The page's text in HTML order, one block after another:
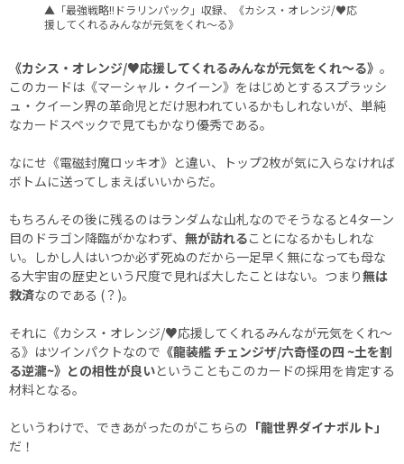
▲「最強戦略!!ドラリンパック」収録、《カシス・オレンジ/♥応
援してくれるみんなが元気をくれ～る》
《カシス・オレンジ/♥応援してくれるみんなが元気をくれ～る》 。
このカードは《マーシャル・クイーン》をはじめとするスプラッシ
ュ・クイーン界の革命児とだけ思われているかもしれないが、単純
なカードスペックで見てもかなり優秀である。
なにせ《電磁封魔ロッキオ》と違い、トップ2枚が気に入らなければ
ボトムに送ってしまえばいいからだ。
もちろんその後に残るのはランダムな山札なのでそうなると4ターン
目のドラゴン降臨がかなわず、 無が訪れることになるかもしれな
い。しかし人はいつか必ず死ぬのだから一足早く無になっても母な
る大宇宙の歴史という尺度で見れば大したことはない。つまり無は
救済なのである (？)。
それに《カシス・オレンジ/♥応援してくれるみんなが元気をくれ～
る》はツインパクトなので 《龍装艦 チェンジザ/六奇怪の四 ~土を割
る逆瀧~》との相性が良いということもこのカードの採用を肯定する
材料となる。
というわけで、できあがったのがこちらの 「龍世界ダイナボルト」
だ！